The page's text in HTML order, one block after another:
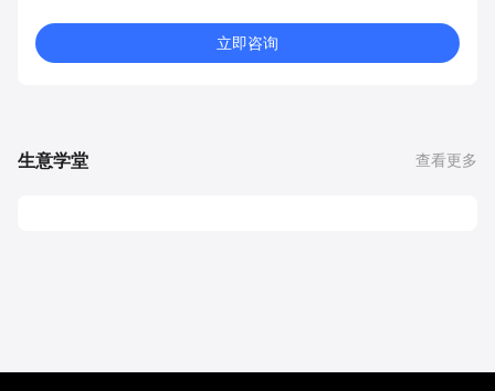
立即咨询
生意学堂 查看更多